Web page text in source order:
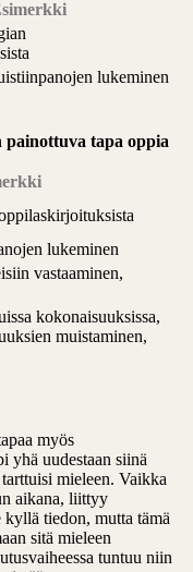
lukeminen
painottuva tapa oppia
lukeminen
vastaaminen,
kokonaisuuksissa,
muistaminen,
myös
yhä uudestaan siinä
mieleen. Vaikka
aikana, liittyy
kyllä tiedon, mutta tämä
sitä mieleen
tuntuu niin